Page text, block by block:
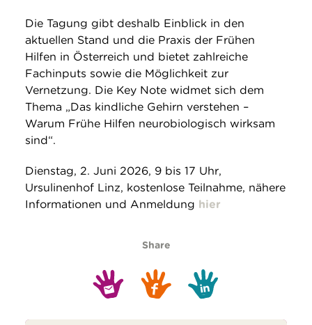
Die Tagung gibt deshalb Einblick in den
aktuellen Stand und die Praxis der Frühen
Hilfen in Österreich und bietet zahlreiche
Fachinputs sowie die Möglichkeit zur
Vernetzung. Die Key Note widmet sich dem
Thema „Das kindliche Gehirn verstehen –
Warum Frühe Hilfen neurobiologisch wirksam
sind“.
Dienstag, 2. Juni 2026, 9 bis 17 Uhr,
Ursulinenhof Linz, kostenlose Teilnahme, nähere
Informationen und Anmeldung hier
Share